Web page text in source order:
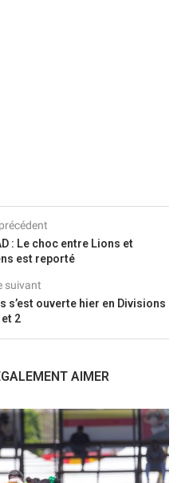
: Le choc entre Lions et
est reporté
suivant
s’est ouverte hier en Divisions
et 2
AIMER